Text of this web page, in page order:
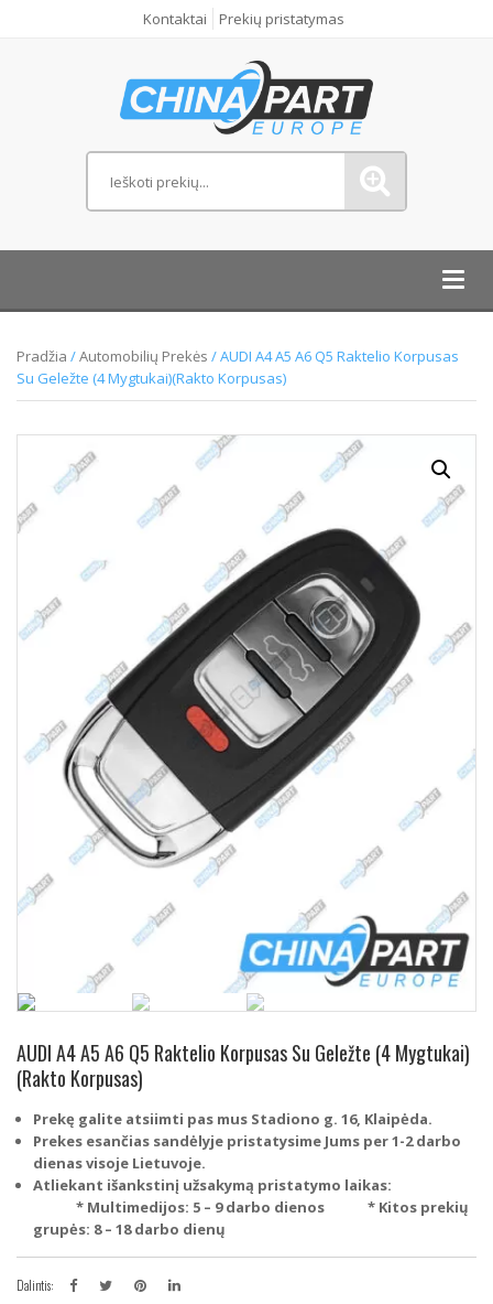
Kontaktai Prekių pristatymas
Pradžia /Automobilių Prekės / AUDI A4 A5 A6 Q5 Raktelio Korpusas
Su Geležte (4 Mygtukai)(Rakto Korpusas)
AUDI A4 A5 A6 Q5 Raktelio Korpusas Su Geležte (4 Mygtukai)
(Rakto Korpusas)
Prekę galite atsiimti pas mus Stadiono g. 16, Klaipėda.
Prekes esančias sandėlyje pristatysime Jums per 1-2 darbo
dienas visoje Lietuvoje.
Atliekant išankstinį užsakymą pristatymo laikas:
* Multimedijos: 5 – 9 darbo dienos * Kitos prekių
grupės: 8 – 18 darbo dienų
Dalintis: